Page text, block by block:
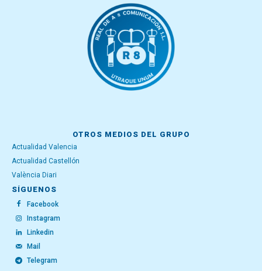
OTROS MEDIOS DEL GRUPO
Actualidad Valencia
Actualidad Castellón
València Diari
SÍGUENOS
Facebook
Instagram
Linkedin
Mail
Telegram